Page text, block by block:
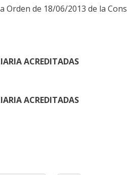
de 18/06/2013 de la
ACREDITADAS
ACREDITADAS